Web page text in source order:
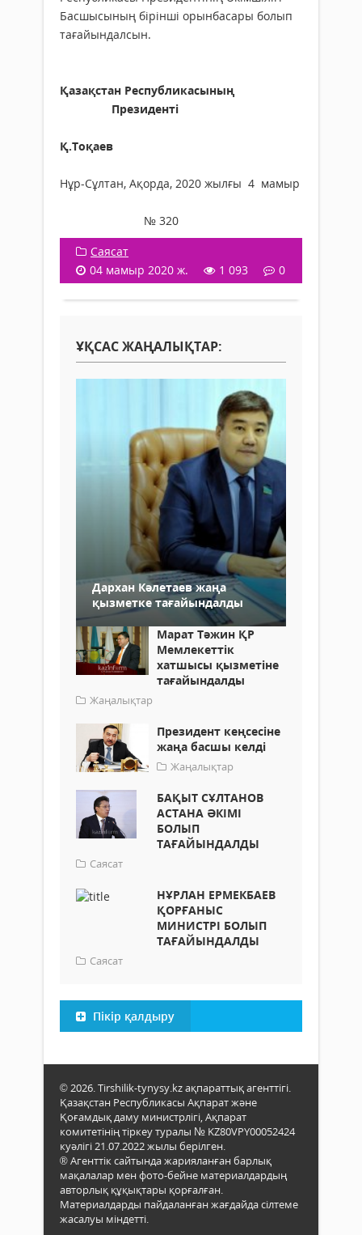
Басшысының бірінші орынбасары болып
тағайындалсын.
Қазақстан Республикасының
Президенті
Қ.Тоқаев
Нұр-Сұлтан, Ақорда, 2020 жылғы 4 мамыр
№ 320
Саясат
04 мамыр 2020 ж.
1 093 0
ҰҚСАС ЖАҢАЛЫҚТАР:
Дархан Кәлетаев жаңа
қызметке тағайындалды
Марат Тәжин ҚР
Мемлекеттік
хатшысы қызметіне
тағайындалды
Жаңалықтар
Президент кеңсесіне
жаңа басшы келді
Жаңалықтар
БАҚЫТ СҰЛТАНОВ
АСТАНА ӘКІМІ
БОЛЫП
ТАҒАЙЫНДАЛДЫ
Саясат
НҰРЛАН ЕРМЕКБАЕВ
ҚОРҒАНЫС
МИНИСТРІ БОЛЫП
ТАҒАЙЫНДАЛДЫ
Саясат
Пікір қалдыру
© 2026. Tirshilik-tynysy.kz ақпараттық агенттігі.
Қазақстан Республикасы Ақпарат және
Қоғамдық даму министрлігі, Ақпарат
комитетінің тіркеу туралы № KZ80VPY00052424
куәлігі 21.07.2022 жылы берілген.
® Агенттік сайтында жарияланған барлық
мақалалар мен фото-бейне материалдардың
авторлық құқықтары қорғалған.
Материалдарды пайдаланған жағдайда сілтеме
жасалуы міндетті.